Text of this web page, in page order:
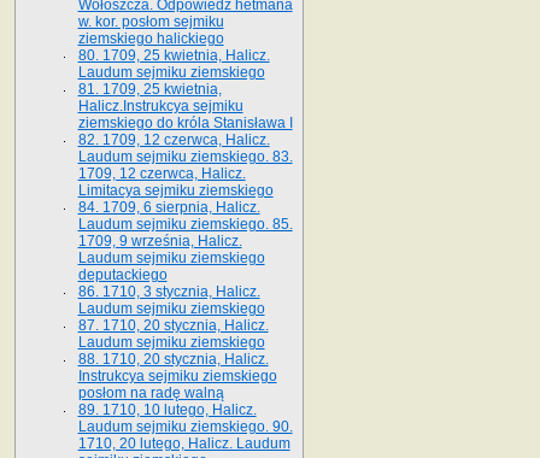
Wołoszcza. Odpowiedź hetmana
w. kor. posłom sejmiku
ziemskiego halickiego
80. 1709, 25 kwietnia, Halicz.
Laudum sejmiku ziemskiego
81. 1709, 25 kwietnia,
Halicz.Instrukcya sejmiku
ziemskiego do króla Stanisława I
82. 1709, 12 czerwca, Halicz.
Laudum sejmiku ziemskiego. 83.
1709, 12 czerwca, Halicz.
Limitacya sejmiku ziemskiego
84. 1709, 6 sierpnia, Halicz.
Laudum sejmiku ziemskiego. 85.
1709, 9 września, Halicz.
Laudum sejmiku ziemskiego
deputackiego
86. 1710, 3 stycznia, Halicz.
Laudum sejmiku ziemskiego
87. 1710, 20 stycznia, Halicz.
Laudum sejmiku ziemskiego
88. 1710, 20 stycznia, Halicz.
Instrukcya sejmiku ziemskiego
posłom na radę walną
89. 1710, 10 lutego, Halicz.
Laudum sejmiku ziemskiego. 90.
1710, 20 lutego, Halicz. Laudum